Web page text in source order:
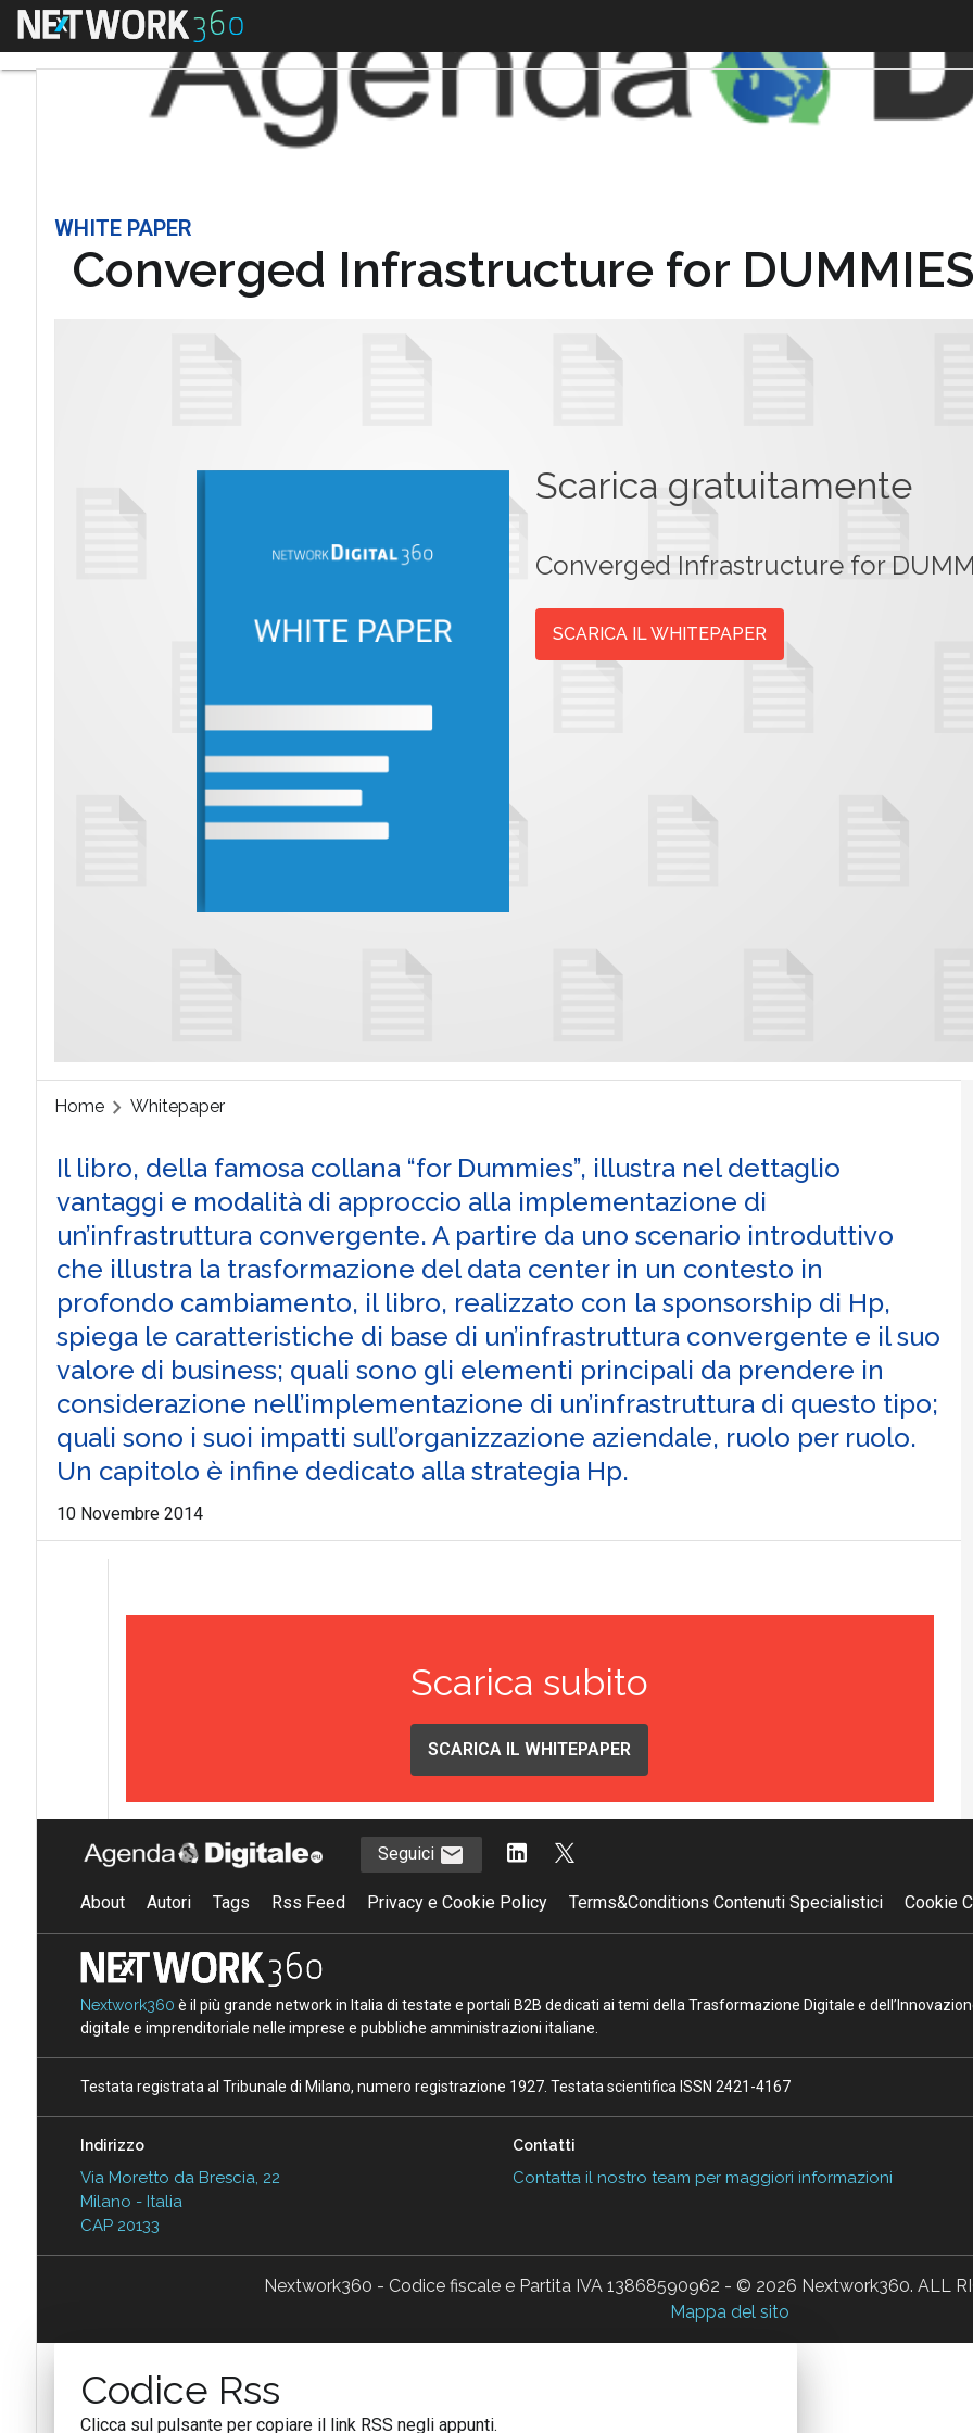
Menu
WHITE PAPER
Converged Infrastructure for
Scarica gratuitamente
Converged Infrastructure for
SCARICA IL WHITEPAPER
Home Whitepaper
Il libro, della famosa collana “for Dummies”, illustra nel dettaglio
vantaggi e modalità di approccio alla implementazione di
un’infrastruttura convergente. A partire da uno scenario introduttivo
che illustra la trasformazione del data center in un contesto in
profondo cambiamento, il libro, realizzato con la sponsorship di Hp,
spiega le caratteristiche di base di un’infrastruttura convergente e il suo
valore di business; quali sono gli elementi principali da prendere in
considerazione nell’implementazione di un’infrastruttura di questo tipo;
quali sono i suoi impatti sull’organizzazione aziendale, ruolo per ruolo.
Un capitolo è infine dedicato alla strategia Hp.
10 Novembre 2014
Scarica subito
SCARICA IL WHITEPAPER
Seguici
About Autori Tags Rss Feed Privacy e Cookie Policy Terms&Conditions Contenuti Specialistici Cookie
Nextwork360 è il più grande network in Italia di testate e portali B2B dedicati ai temi della Trasformazione Digitale e
digitale e imprenditoriale nelle imprese e pubbliche amministrazioni italiane.
Testata registrata al Tribunale di Milano, numero registrazione 1927. Testata scientifica ISSN 2421-4167
Indirizzo
Via Moretto da Brescia, 22
Milano - Italia
CAP 20133
Contatti
Contatta il nostro team per maggiori informazioni
Nextwork360 - Codice fiscale e Partita IVA 13868590962 - © 2026 Nextwork360. ALL
Mappa del sito
Codice Rss
Clicca sul pulsante per copiare il link RSS negli appunti.